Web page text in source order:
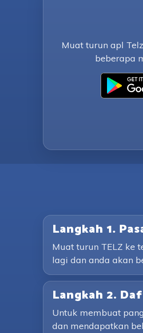
Muat turun apl
beberapa
Langkah 1.
Muat turun TELZ ke
lagi dan anda akan
Langkah 2.
Untuk membuat
dan mendapatkan